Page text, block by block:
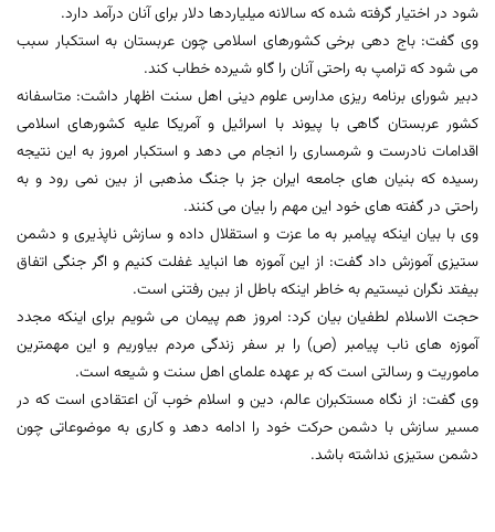
شود در اختیار گرفته شده که سالانه میلیاردها دلار برای آنان درآمد دارد.
وی گفت: باج دهی برخی کشورهای اسلامی چون عربستان به استکبار سبب
می‌ شود که ترامپ به راحتی آنان را گاو شیرده خطاب کند.
دبیر شورای برنامه ریزی مدارس علوم دینی اهل سنت اظهار داشت: متاسفانه
کشور عربستان گاهی با پیوند با اسرائیل و آمریکا علیه کشورهای اسلامی
اقدامات نادرست و شرمساری را انجام می ‌دهد و استکبار امروز به این نتیجه
رسیده که بنیان‌ های جامعه ایران جز با جنگ مذهبی از بین نمی‌ رود و به
راحتی در گفته‌ های خود این مهم را بیان می‌ کنند.
وی با بیان اینکه پیامبر به ما عزت و استقلال داده و سازش ناپذیری و دشمن
ستیزی آموزش داد گفت: از این آموزه ها انباید غفلت کنیم و اگر جنگی اتفاق
بیفتد نگران نیستیم به خاطر اینکه باطل از بین رفتنی است.
حجت الاسلام لطفیان بیان کرد: امروز هم پیمان می شویم برای اینکه مجدد
آموزه های ناب پیامبر (ص) را بر سفر زندگی مردم بیاوریم و این مهمترین
ماموریت و رسالتی است که بر عهده علمای اهل سنت و شیعه است.
وی گفت: از نگاه مستکبران عالم، دین و اسلام خوب آن اعتقادی است که در
مسیر سازش با دشمن حرکت خود را ادامه دهد و کاری به موضوعاتی چون
دشمن ستیزی نداشته باشد.